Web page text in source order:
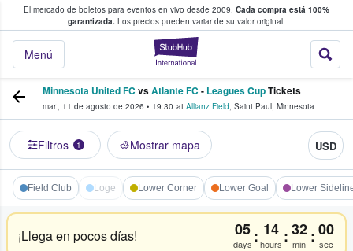
El mercado de boletos para eventos en vivo desde 2009. Cada compra está 100%
garantizada. Los precios pueden variar de su valor original.
StubHub: donde
Menú
fans compran y venden boletos
Minnesota United FC vsAtlante FC - Leagues CupTickets
mar., 11 de agosto de 2026 • 19:30 at Allianz Field, Saint Paul, Minnesota
Filtros 1 Mostrar mapa USD
Field Club Loge Lower Corner Lower Goal Lower
¡Llega en pocos días! 05
days : 14
hours :31
min :59
sec